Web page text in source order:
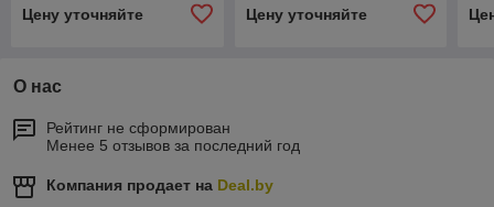
Цену уточняйте Цену уточняйте
О нас
Рейтинг не сформирован
Менее 5 отзывов за последний год
Компания продает на Deal.by